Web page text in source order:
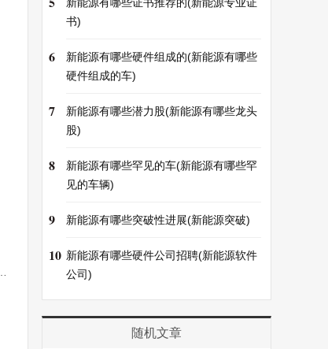
书)
6
新能源有哪些硬件组成的(新能源有哪些
硬件组成的车)
7
新能源有哪些潜力股(新能源有哪些龙头
股)
8
新能源有哪些罕见的车(新能源有哪些罕
见的车辆)
9 新能源有哪些突破性进展(新能源突破)
10 新能源有哪些硬件公司招聘(新能源软件
公司)
随机文章